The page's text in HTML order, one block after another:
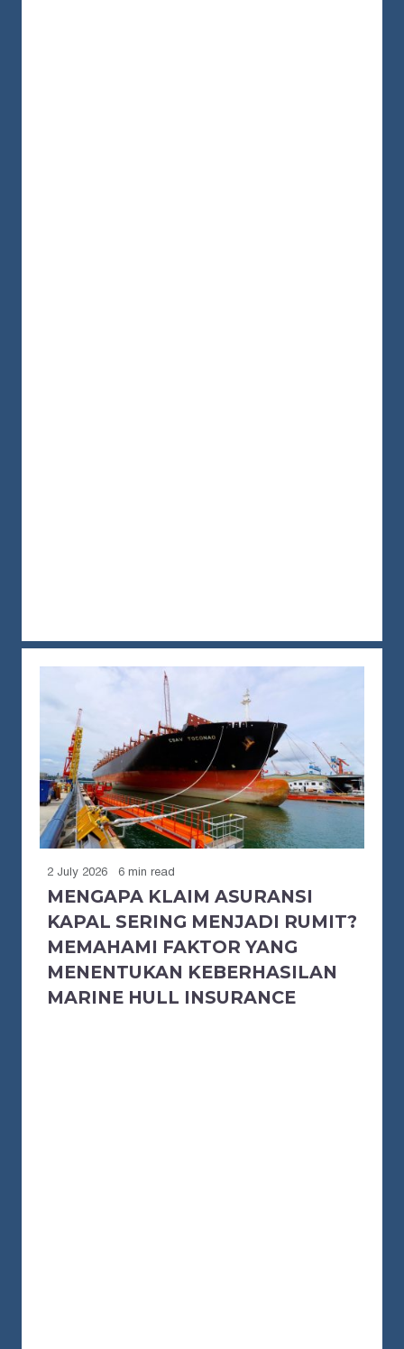
2 July 2026 6 min read
MENGAPA KLAIM ASURANSI
KAPAL SERING MENJADI RUMIT?
MEMAHAMI FAKTOR YANG
MENENTUKAN KEBERHASILAN
MARINE HULL INSURANCE